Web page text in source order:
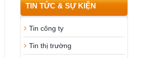
TIN TỨC & SỰ KIỆN
Tin công ty
Tin thị trường